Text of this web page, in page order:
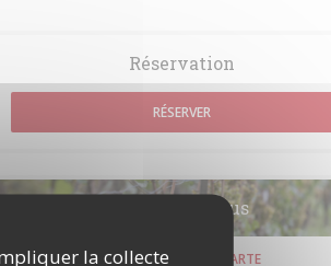
la collecte
Réservation
RÉSERVER
Cartes & Menus
DÉCOUVRIR NOTRE CARTE